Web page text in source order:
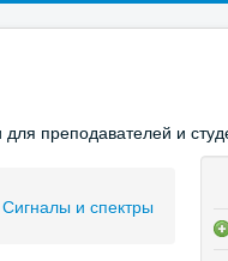
преподавателей и
и спектры